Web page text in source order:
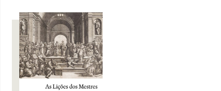
15,00 €.13,50 €.